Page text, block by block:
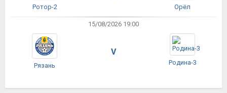
Ротор-2 Орёл
15/08/2026 19:00
Рязань
V
Родина-3